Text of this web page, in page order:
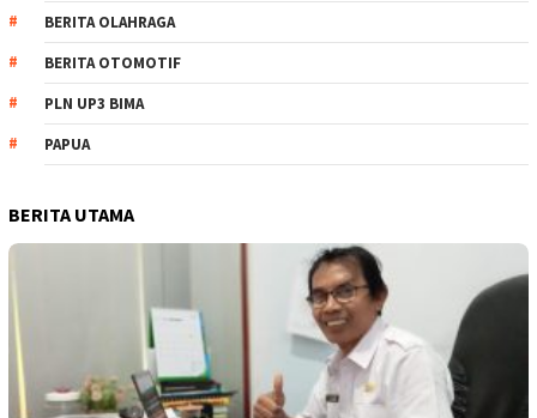
BERITA OLAHRAGA
BERITA OTOMOTIF
PLN UP3 BIMA
PAPUA
BERITA UTAMA